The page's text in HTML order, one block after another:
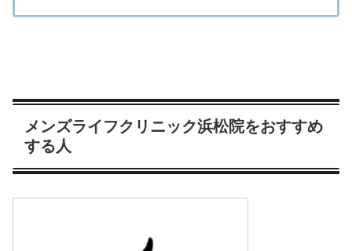
メンズライフクリニック浜松院をおすすめ
する人